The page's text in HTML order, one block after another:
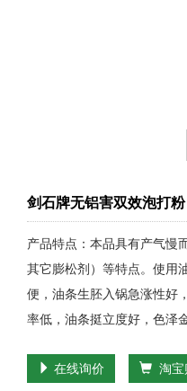
剑石牌无铝害双效泡打粉
产品特点：本品具有产气慢
其它膨松剂）等特点。使用
便，油条生胚入锅急涨性好
率低，油条挺立度好，色泽
在线询价 淘